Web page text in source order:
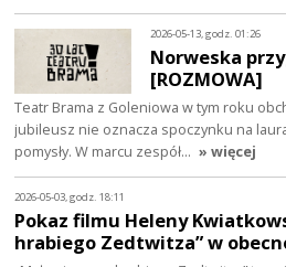
2026-05-13, godz. 01:26
Norweska
[ROZMOWA]
Teatr Brama z Goleniowa w tym roku
jubileusz nie oznacza spoczynku na
pomysły. W marcu zespół… » więcej
2026-05-03, godz. 18:11
Pokaz filmu Heleny
hrabiego Zedtwitza” w